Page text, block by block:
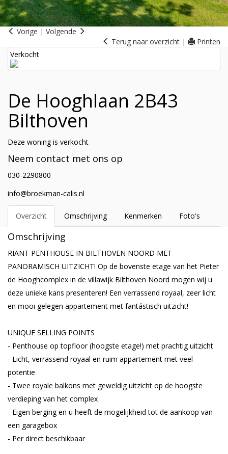
Vorige | Volgende
Terug naar overzicht |
Printen
Verkocht
De Hooghlaan 2B43
Bilthoven
Deze woning is verkocht
Neem contact met ons op
030-2290800
info@broekman-calis.nl
Overzicht Omschrijving Kenmerken Foto's
Omschrijving
RIANT PENTHOUSE IN BILTHOVEN NOORD MET
PANORAMISCH UITZICHT! Op de bovenste etage van het Pieter
de Hooghcomplex in de villawijk Bilthoven Noord mogen wij u
deze unieke kans presenteren! Een verrassend royaal, zeer licht
en mooi gelegen appartement met fantástisch uitzicht!
UNIQUE SELLING POINTS
- Penthouse op topfloor (hoogste etage!) met prachtig uitzicht
- Licht, verrassend royaal en ruim appartement met veel
potentie
- Twee royale balkons met geweldig uitzicht op de hoogste
verdieping van het complex
- Eigen berging en u heeft de mogelijkheid tot de aankoop van
een garagebox
- Per direct beschikbaar